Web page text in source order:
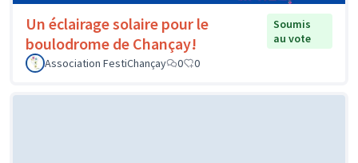
Un éclairage solaire pour le
boulodrome de Chançay!
Soumis
au vote
Association FestiChançay
0 0